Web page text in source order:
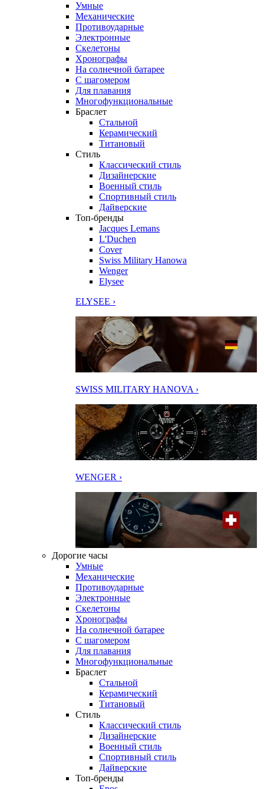
Умные
Механические
Противоударные
Электронные
Скелетоны
Хронографы
На солнечной батарее
С шагомером
Для плавания
Многофункциональные
Браслет
Стальной
Керамический
Титановый
Стиль
Классический стиль
Дизайнерские
Военный стиль
Спортивный стиль
Дайверские
Топ-бренды
Jacques Lemans
L'Duchen
Cover
Swiss Military Hanowa
Wenger
Elysee
ELYSEE ›
SWISS MILITARY HANOVA ›
WENGER ›
Дорогие часы
Умные
Механические
Противоударные
Электронные
Скелетоны
Хронографы
На солнечной батарее
С шагомером
Для плавания
Многофункциональные
Браслет
Стальной
Керамический
Титановый
Стиль
Классический стиль
Дизайнерские
Военный стиль
Спортивный стиль
Дайверские
Топ-бренды